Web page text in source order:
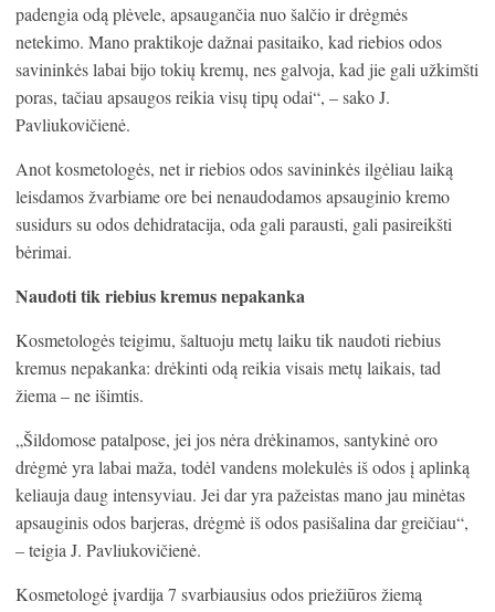
padengia odą plėvele, apsaugančia nuo šalčio ir drėgmės
netekimo. Mano praktikoje dažnai pasitaiko, kad riebios odos
savininkės labai bijo tokių kremų, nes galvoja, kad jie gali užkimšti
poras, tačiau apsaugos reikia visų tipų odai“, – sako J.
Pavliukovičienė.
Anot kosmetologės, net ir riebios odos savininkės ilgėliau laiką
leisdamos žvarbiame ore bei nenaudodamos apsauginio kremo
susidurs su odos dehidratacija, oda gali parausti, gali pasireikšti
bėrimai.
Naudoti tik riebius kremus nepakanka
Kosmetologės teigimu, šaltuoju metų laiku tik naudoti riebius
kremus nepakanka: drėkinti odą reikia visais metų laikais, tad
žiema – ne išimtis.
„Šildomose patalpose, jei jos nėra drėkinamos, santykinė oro
drėgmė yra labai maža, todėl vandens molekulės iš odos į aplinką
keliauja daug intensyviau. Jei dar yra pažeistas mano jau minėtas
apsauginis odos barjeras, drėgmė iš odos pasišalina dar greičiau“,
– teigia J. Pavliukovičienė.
Kosmetologė įvardija 7 svarbiausius odos priežiūros žiemą